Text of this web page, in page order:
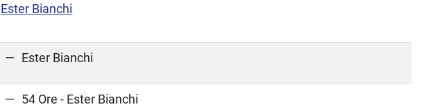
Ester Bianchi
Ester Bianchi
54 Ore - Ester Bianchi